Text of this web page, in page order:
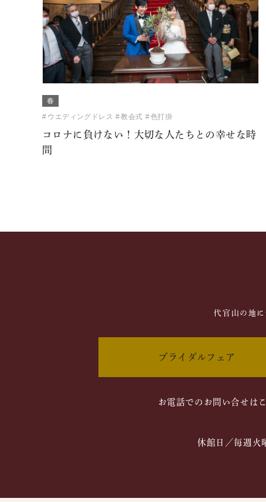
春
ウエディングドレス
教会式 色打掛
コロナに負けない！大切な人たちとの幸せな時
間
代官山の地
ブライダルフェア
お電話でのお問い合せは
休館日／毎週火